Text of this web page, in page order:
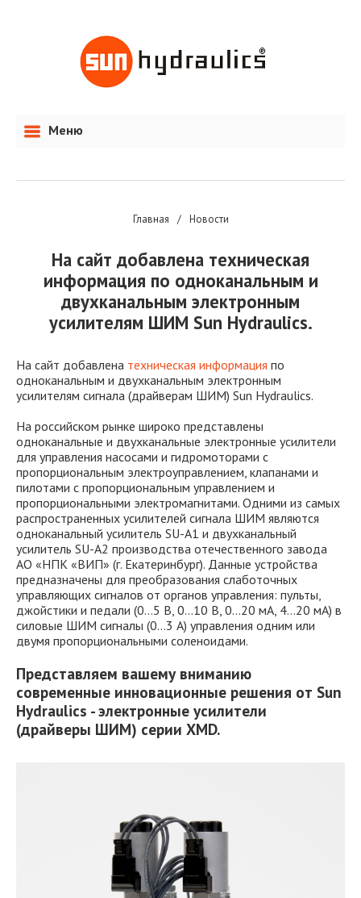
Меню
Главная / Новости
На сайт добавлена техническая
информация по одноканальным и
двухканальным электронным
усилителям ШИМ Sun Hydraulics.
На сайт добавлена техническая информация по
одноканальным и двухканальным электронным
усилителям сигнала (драйверам ШИМ) Sun Hydraulics.
На российском рынке широко представлены
одноканальные и двухканальные электронные усилители
для управления насосами и гидромоторами с
пропорциональным электроуправлением, клапанами и
пилотами с пропорциональным управлением и
пропорциональными электромагнитами. Одними из самых
распространенных усилителей сигнала ШИМ являются
одноканальный усилитель SU-A1 и двухканальный
усилитель SU-A2 производства отечественного завода
АО «НПК «ВИП» (г. Екатеринбург). Данные устройства
предназначены для преобразования слаботочных
управляющих сигналов от органов управления: пульты,
джойстики и педали (0…5 В, 0…10 В, 0…20 мА, 4…20 мА) в
силовые ШИМ сигналы (0…3 А) управления одним или
двумя пропорциональными соленоидами.
Представляем вашему вниманию
современные инновационные решения от Sun
Hydraulics - электронные усилители
(драйверы ШИМ) серии XMD.